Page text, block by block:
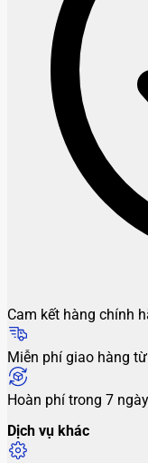
Cam kết hàng chính
Miễn phí giao hàng
Hoàn phí trong 7
Dịch vụ khác